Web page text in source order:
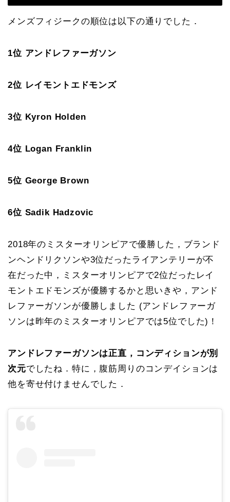
メンズフィジークの順位は以下の通りでした．
1位 アンドレファーガソン
2位 レイモントエドモンズ
3位 Kyron Holden
4位 Logan Franklin
5位 George Brown
6位 Sadik Hadzovic
2018年のミスターオリンピアで優勝した，ブランド
ンヘンドリクソンや3位だったライアンテリーが不
在だった中，ミスターオリンピアで2位だったレイ
モントエドモンズが優勝するかと思いきや，アンド
レファーガソンが優勝しました (アンドレファーガ
ソンは昨年のミスターオリンピアでは5位でした)！
アンドレファーガソンは正直，コンディションが別
次元でしたね．特に，腹筋周りのコンデイションは
他を寄せ付けませんでした．